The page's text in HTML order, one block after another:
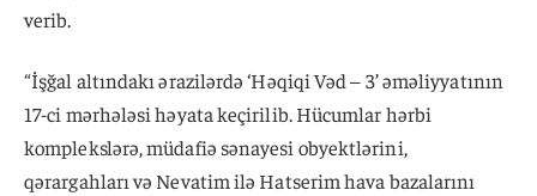
verib.
“İşğal altındakı ərazilərdə ‘Həqiqi Vəd – 3’ əməliyyatının
17-ci mərhələsi həyata keçirilib. Hücumlar hərbi
komplekslərə, müdafiə sənayesi obyektlərini,
qərargahları və Nevatim ilə Hatserim hava bazalarını